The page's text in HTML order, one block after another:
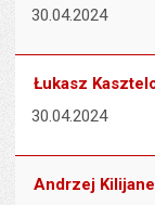
30.04.2024
Łukasz
30.04.2024
Andrzej